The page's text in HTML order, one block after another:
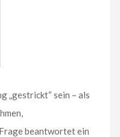
„gestrickt“ sein – als
beantwortet ein